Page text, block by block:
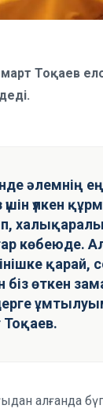
Тоқаев
үлкен
көбеюде.
біз өткен
алғанда